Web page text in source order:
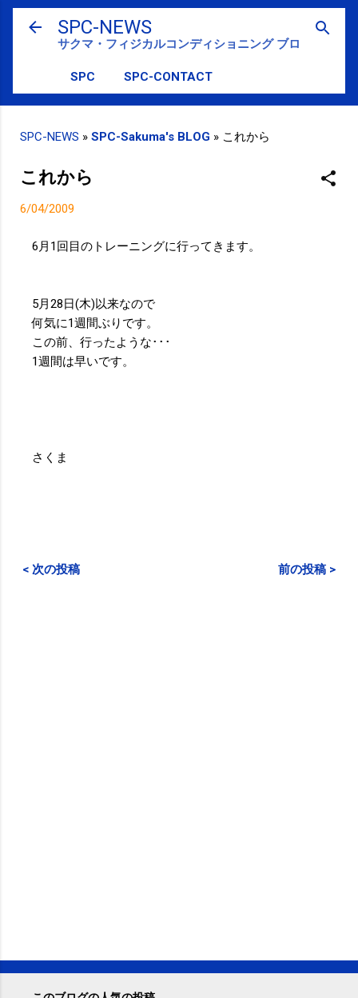
スキップしてメイン コンテンツに移動
SPC-NEWS
サクマ・フィジカルコンディショニング ブログ
SPC SPC-CONTACT
SPC-NEWS » SPC-Sakuma's BLOG » これから
これから
6/04/2009
6月1回目のトレーニングに行ってきます。
5月28日(木)以来なので
何気に1週間ぶりです。
この前、行ったような･･･
1週間は早いです。
さくま
< 次の投稿 前の投稿 >